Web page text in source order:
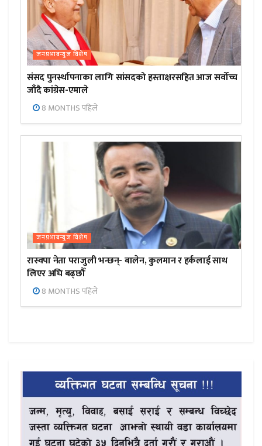
जनप्रभाबन्युज विशेष
संसद पुनर्स्थापनाका लागि सांसदको हस्ताक्षरसहित आज सर्वोच्च
जाँदै कांग्रेस-एमाले
8 MONTHS पहिले
जनप्रभाबन्युज विशेष
रास्वपा नेता पराजुली भन्छन्- बालेन, कुलमान र हर्कलाई साथ
लिएर अघि बढ्छौँ
8 MONTHS पहिले